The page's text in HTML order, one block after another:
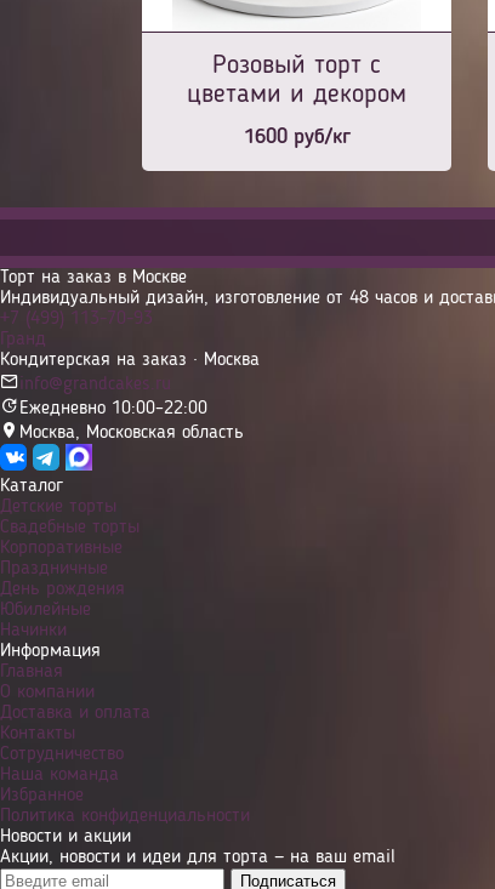
Розовый торт с
цветами и декором
1600руб/кг
Торт на заказ в Москве
Индивидуальный дизайн, изготовление от 48 часов и
+7 (499) 113-70-93
Гранд
Кондитерская на заказ · Москва
info@grandcakes.ru
Ежедневно 10:00–22:00
Москва, Московская область
Каталог
Детские торты
Свадебные торты
Корпоративные
Праздничные
День рождения
Юбилейные
Начинки
Информация
Главная
О компании
Доставка и оплата
Контакты
Сотрудничество
Наша команда
Избранное
Политика конфиденциальности
Новости и акции
Акции, новости и идеи для торта — на ваш email